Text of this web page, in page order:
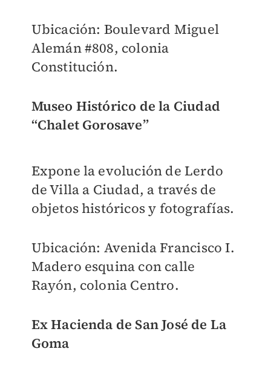
Ubicación: Boulevard Miguel
Alemán #808, colonia
Constitución.
Museo Histórico de la Ciudad
“Chalet Gorosave”
Expone la evolución de Lerdo
de Villa a Ciudad, a través de
objetos históricos y fotografías.
Ubicación: Avenida Francisco I.
Madero esquina con calle
Rayón, colonia Centro.
Ex Hacienda de San José de La
Goma